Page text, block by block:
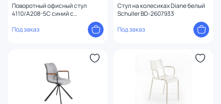
Поворотный офисный стул
4110/A208-5C синий с
подлокотниками Angel Cerda
BD-2608004
Под заказ
Стул на колесиках Diane белый
Schuller BD-2607933
Под заказ